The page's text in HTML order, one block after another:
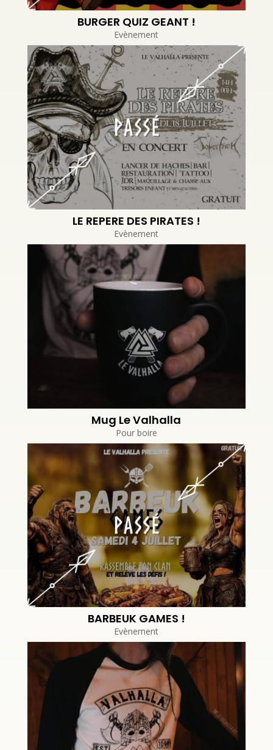
BURGER QUIZ GEANT !
Evènement
LE REPERE DES PIRATES !
Evènement
Mug Le Valhalla
Pour boire
BARBEUK GAMES !
Evènement